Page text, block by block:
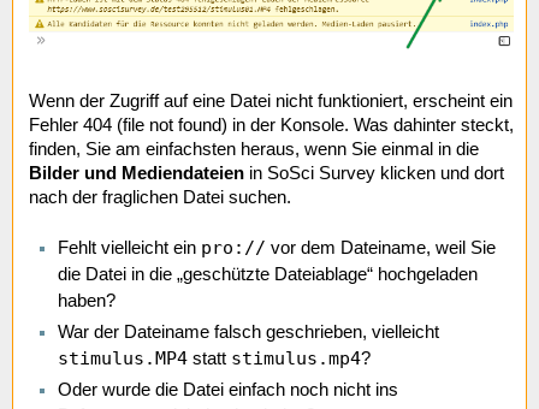
Wenn der Zugriff auf eine Datei nicht funktioniert, erscheint ein
Fehler 404 (file not found) in der Konsole. Was dahinter steckt,
finden, Sie am einfachsten heraus, wenn Sie einmal in die
Bilder und Mediendateien in SoSci Survey klicken und dort
nach der fraglichen Datei suchen.
Fehlt vielleicht ein pro:// vor dem Dateiname, weil Sie
die Datei in die „geschützte Dateiablage“ hochgeladen
haben?
War der Dateiname falsch geschrieben, vielleicht
stimulus.MP4 statt stimulus.mp4?
Oder wurde die Datei einfach noch nicht ins